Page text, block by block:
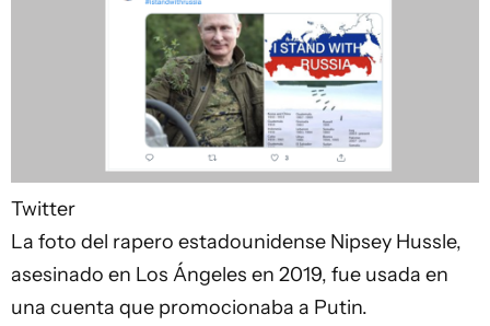
Twitter
La foto del rapero estadounidense Nipsey Hussle,
asesinado en Los Ángeles en 2019, fue usada en
una cuenta que promocionaba a Putin.